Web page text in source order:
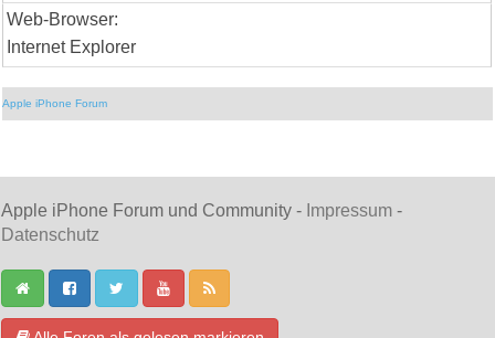
Web-Browser:
Internet Explorer
Apple iPhone Forum
Apple iPhone Forum und Community - Impressum -
Datenschutz